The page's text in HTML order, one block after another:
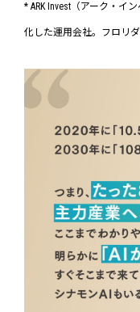
* ARK Invest（アーク・イ
化した運用会社。フロリ